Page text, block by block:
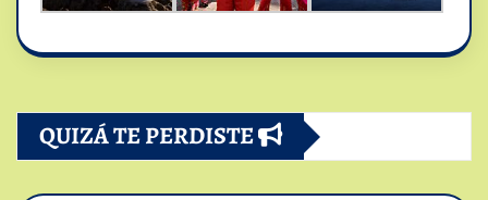
QUIZÁ TE PERDISTE